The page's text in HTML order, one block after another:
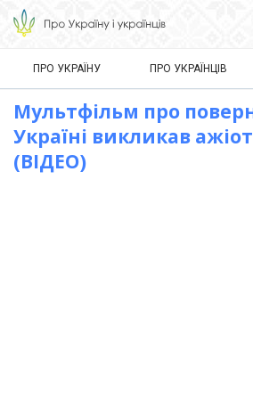
ПРО УКРАЇНУ ПРО УКРАЇНЦІВ
Мультфільм про
Україні викликав
(ВІДЕО)